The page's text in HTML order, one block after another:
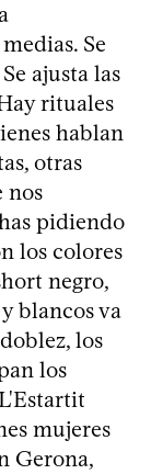
Se
ajusta las
rituales
hablan
otras
nos
pidiendo
los colores
negro,
blancos va
los
los
mujeres
Gerona,